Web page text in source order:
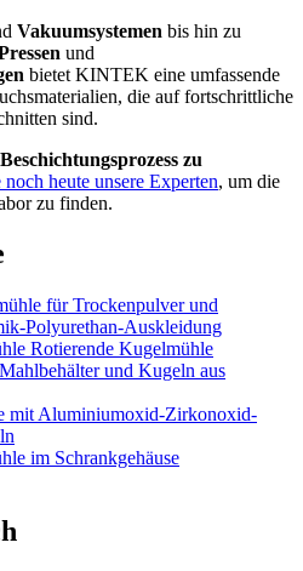
Vakuumsystemen bis hin zu
und
bietet KINTEK eine umfassende
die auf fortschrittliche
sind.
zu
heute unsere Experten, um die
zu finden.
für Trockenpulver und
Polyurethan-Auskleidung
Rotierende Kugelmühle
und Kugeln aus
mit Aluminiumoxid-Zirkonoxid-
im Schrankgehäuse